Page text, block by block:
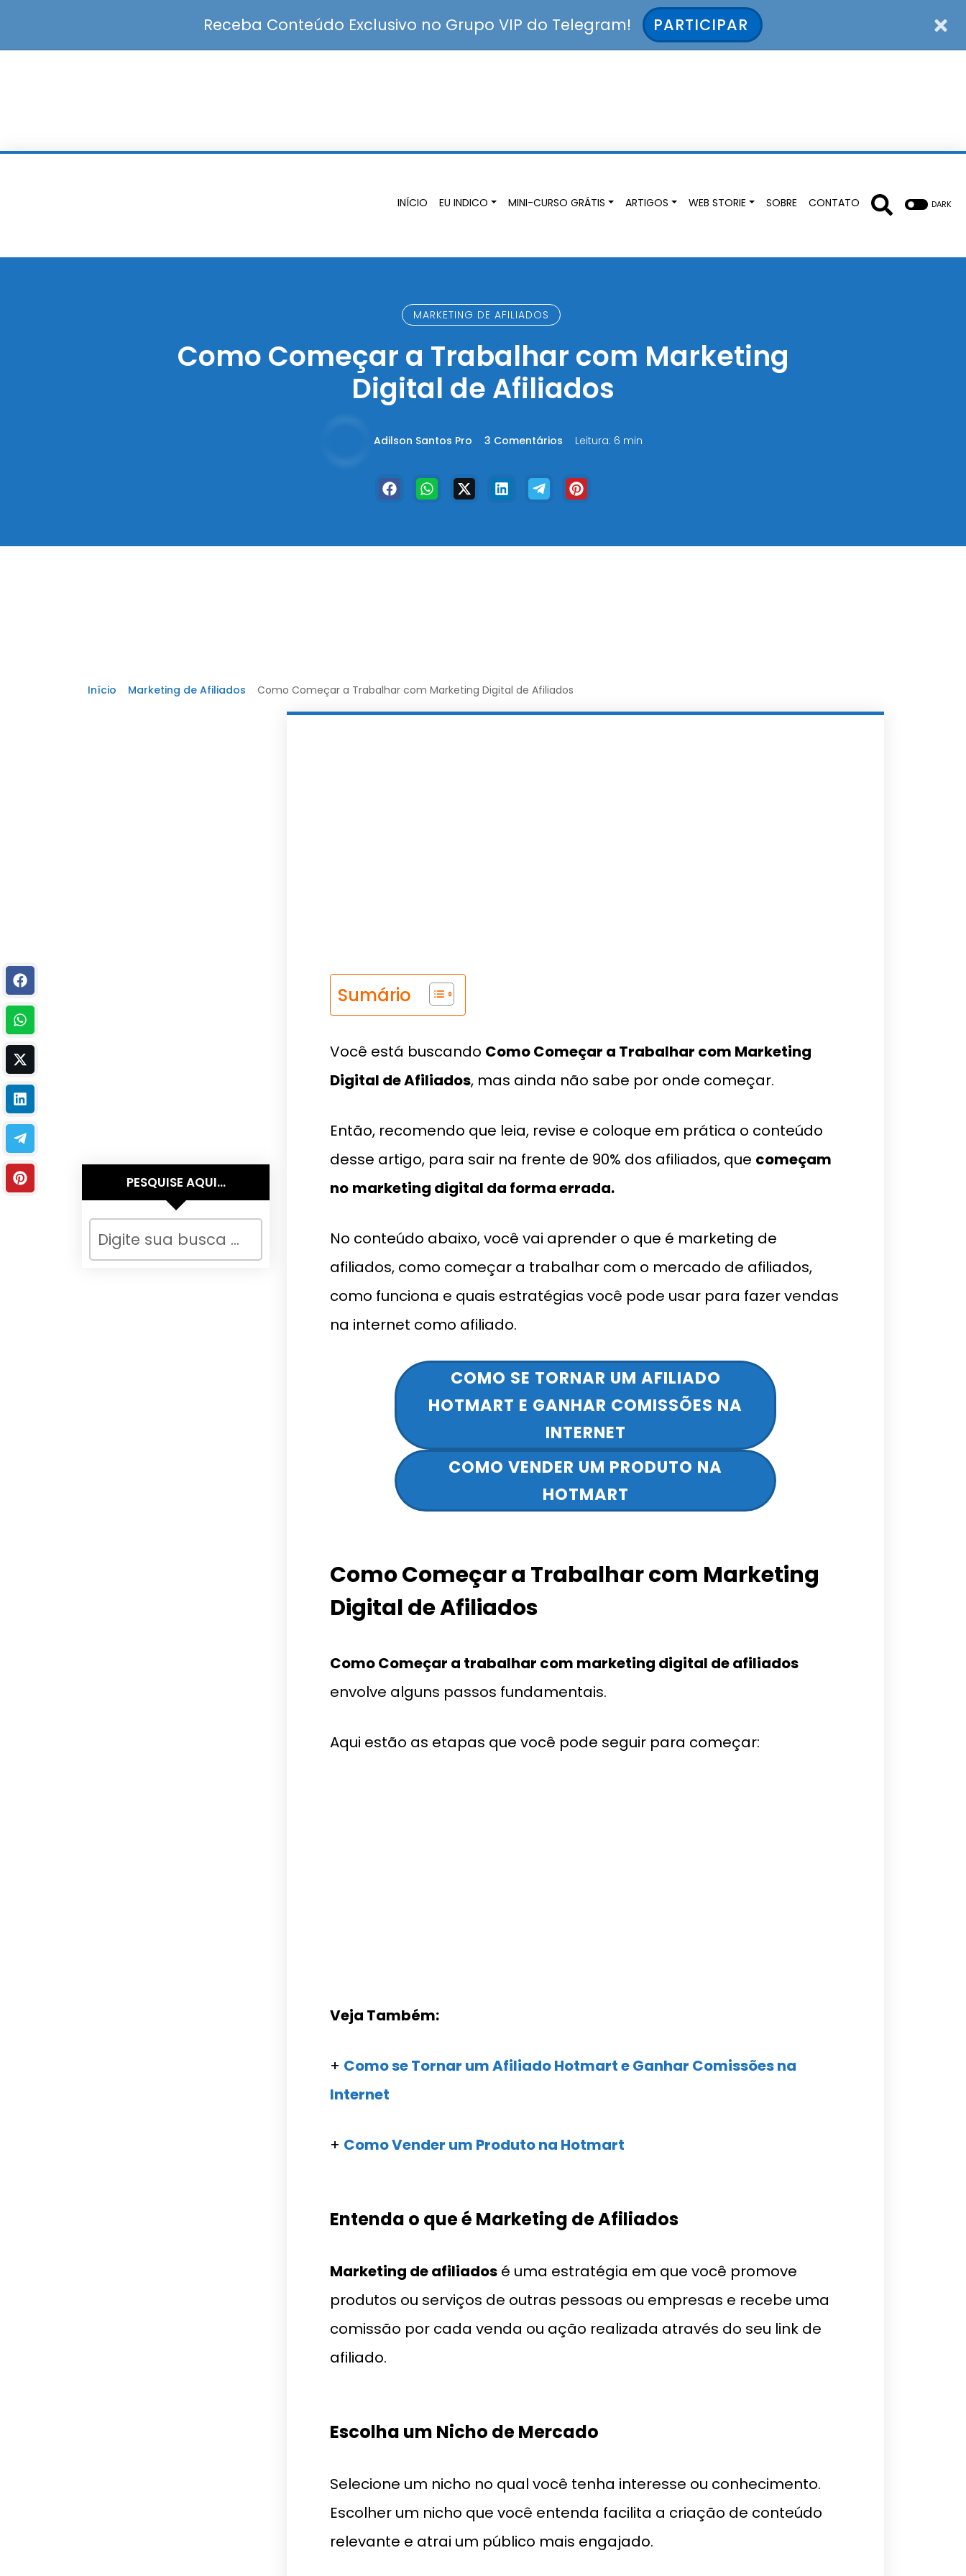
Receba Conteúdo Exclusivo no Grupo VIP do Telegram! PARTICIPAR
INÍCIO EU INDICO MINI-CURSO GRÁTIS ARTIGOS WEB STORIE SOBRE CONTATO DARK
MARKETING DE AFILIADOS
Como Começar a Trabalhar com Marketing
Digital de Afiliados
Adilson Santos Pro 3 Comentários Leitura: 6 min
Início Marketing de Afiliados Como Começar a Trabalhar com Marketing Digital de Afiliados
Sumário
Você está buscando Como Começar a Trabalhar com Marketing
Digital de Afiliados, mas ainda não sabe por onde começar.
Então, recomendo que leia, revise e coloque em prática o conteúdo
desse artigo, para sair na frente de 90% dos afiliados, que começam
no marketing digital da forma errada.
No conteúdo abaixo, você vai aprender o que é marketing de
afiliados, como começar a trabalhar com o mercado de afiliados,
como funciona e quais estratégias você pode usar para fazer vendas
na internet como afiliado.
COMO SE TORNAR UM AFILIADO
HOTMART E GANHAR COMISSÕES NA
INTERNET
COMO VENDER UM PRODUTO NA
HOTMART
Como Começar a Trabalhar com Marketing
Digital de Afiliados
Como Começar a trabalhar com marketing digital de afiliados
envolve alguns passos fundamentais.
Aqui estão as etapas que você pode seguir para começar:
Veja Também:
+ Como se Tornar um Afiliado Hotmart e Ganhar Comissões na
Internet
+ Como Vender um Produto na Hotmart
Entenda o que é Marketing de Afiliados
Marketing de afiliados é uma estratégia em que você promove
produtos ou serviços de outras pessoas ou empresas e recebe uma
comissão por cada venda ou ação realizada através do seu link de
afiliado.
Escolha um Nicho de Mercado
Selecione um nicho no qual você tenha interesse ou conhecimento.
Escolher um nicho que você entenda facilita a criação de conteúdo
relevante e atrai um público mais engajado.
PESQUISE AQUI…